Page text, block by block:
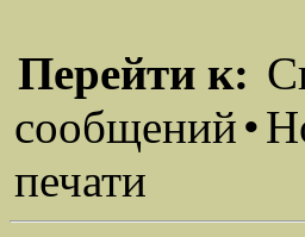
Перейти к:
сообщений•
печати